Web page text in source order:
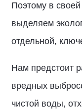
Поэтому в
выделяем
отдельной,
Нам предстоит
вредных
чистой воды,